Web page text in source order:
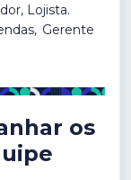
Lojista.
Gerente
os